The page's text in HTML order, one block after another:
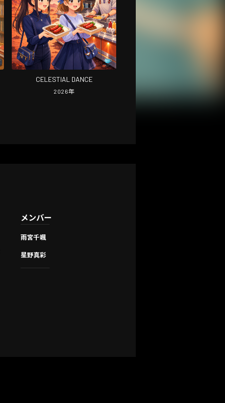
CELESTIAL DANCE
2026年
メンバー
雨宮千颯
星野真彩